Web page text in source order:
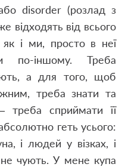
disorder (розлад з
відходять від всього
і ми, просто в неї
по-іншому. Треба
а для того, щоб
треба знати та
треба сприймати її
геть усього:
і людей у візках, і
чують. У мене купа